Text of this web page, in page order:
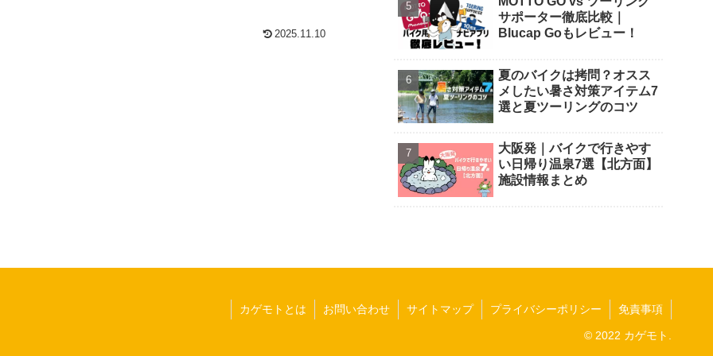
2025.11.10
サポーター徹底比較｜
Blucap Goもレビュー！
夏のバイクは拷問？オスス
メしたい暑さ対策アイテム7
選と夏ツーリングのコツ
大阪発｜バイクで行きやす
い日帰り温泉7選【北方面】
施設情報まとめ
カゲモトとは お問い合わせ サイトマップ プライバシーポリシー 免責事項
© 2022 カゲモト.